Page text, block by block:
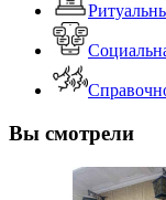
Вы смотрели